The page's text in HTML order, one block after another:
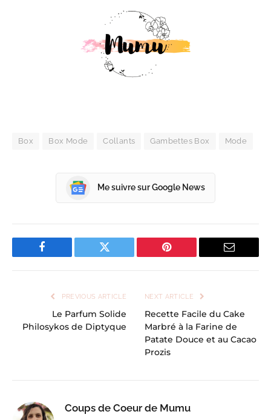
Box Box Mode Collants Gambettes Box Mode
Me suivre sur Google News
Facebook Twitter Pinterest Email
PREVIOUS ARTICLE
Le Parfum Solide
Philosykos de Diptyque
NEXT ARTICLE
Recette Facile du Cake
Marbré à la Farine de
Patate Douce et au Cacao
Prozis
Coups de Coeur de Mumu